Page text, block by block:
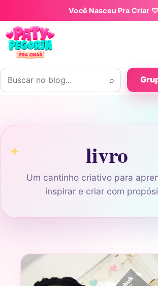
Pular para o conteúdoVocê Nasceu Pra Criar ♡
Buscar por:
⌕
livro
Um cantinho criativo para
inspirar e criar com